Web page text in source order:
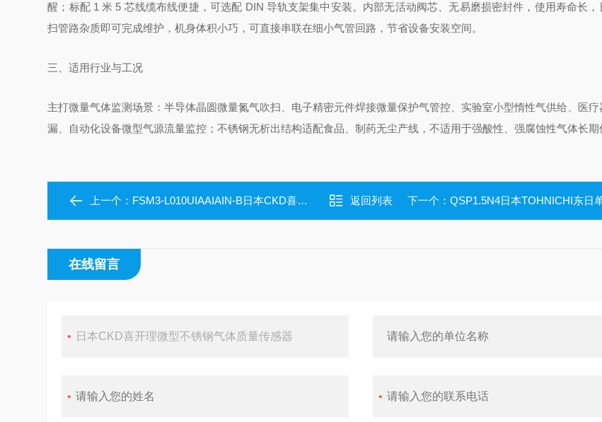
醒；标配 1 米 5 芯线缆布线便捷，可选配 DIN 导轨支架集中安装。内部无活动阀芯、无易磨损密封件，使用寿命长
扫管路杂质即可完成维护，机身体积小巧，可直接串联在细小气管回路，节省设备安装空间。
三、适用行业与工况
主打微量气体监测场景：半导体晶圆微量氮气吹扫、电子精密元件焊接微量保护气管控、实验室小型惰性气供给、医
漏、自动化设备微型气源流量监控；不锈钢无析出结构适配食品、制药无尘产线，不适用于强酸性、强腐蚀性气体长期
上一个： FSM3-L010UIAAIAIN-B日本CKD喜开理半导体产线吹扫专用流量计 返回列表 下一个： QSP1.5N4日本TOHNICHI东日单功能预置式脱跳
在线留言